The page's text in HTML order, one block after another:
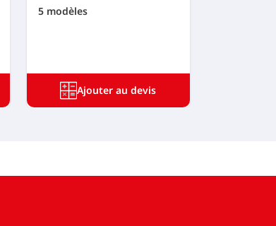
5 modèles
Ajouter au devis